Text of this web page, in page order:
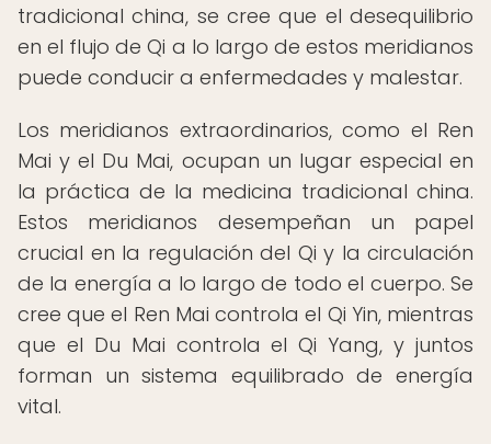
tradicional china, se cree que el desequilibrio
en el flujo de Qi a lo largo de estos meridianos
puede conducir a enfermedades y malestar.
Los meridianos extraordinarios, como el Ren
Mai y el Du Mai, ocupan un lugar especial en
la práctica de la medicina tradicional china.
Estos meridianos desempeñan un papel
crucial en la regulación del Qi y la circulación
de la energía a lo largo de todo el cuerpo. Se
cree que el Ren Mai controla el Qi Yin, mientras
que el Du Mai controla el Qi Yang, y juntos
forman un sistema equilibrado de energía
vital.